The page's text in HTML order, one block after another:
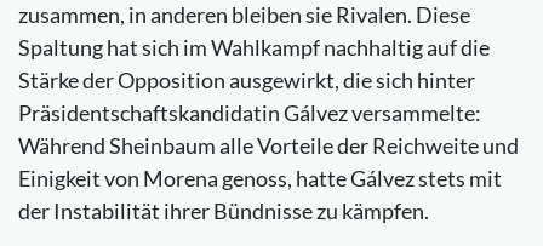
zusammen, in anderen bleiben sie Rivalen. Diese
Spaltung hat sich im Wahlkampf nachhaltig auf die
Stärke der Opposition ausgewirkt, die sich hinter
Präsidentschaftskandidatin Gálvez versammelte:
Während Sheinbaum alle Vorteile der Reichweite und
Einigkeit von Morena genoss, hatte Gálvez stets mit
der Instabilität ihrer Bündnisse zu kämpfen.